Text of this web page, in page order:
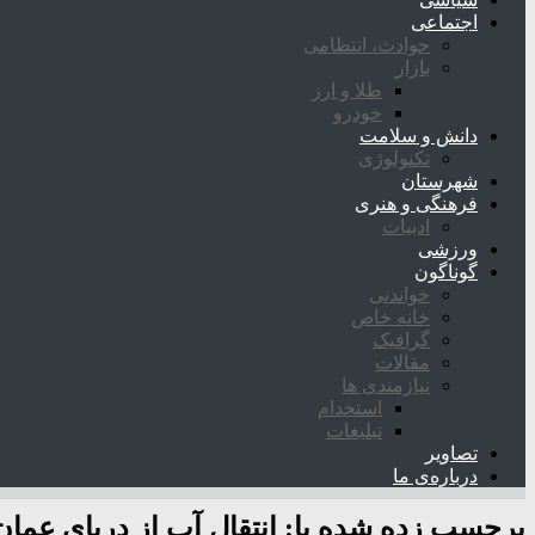
اجتماعی
حوادث، انتظامی
بازار
طلا و ارز
خودرو
دانش و سلامت
تکنولوژی
شهرستان
فرهنگی و هنری
ادبیات
ورزشی
گوناگون
خواندنی
خانه خاص
گرافیک
مقالات
نیازمندی ها
استخدام
تبلیغات
تصاویر
درباره‌ی ما
برچسب زده شده با:
انتقال آب از دریای